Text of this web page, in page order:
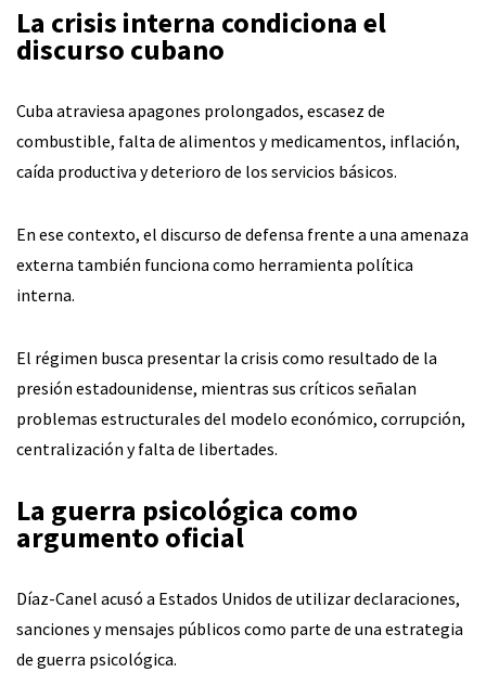
La crisis interna condiciona el
discurso cubano
Cuba atraviesa apagones prolongados, escasez de
combustible, falta de alimentos y medicamentos, inflación,
caída productiva y deterioro de los servicios básicos.
En ese contexto, el discurso de defensa frente a una amenaza
externa también funciona como herramienta política
interna.
El régimen busca presentar la crisis como resultado de la
presión estadounidense, mientras sus críticos señalan
problemas estructurales del modelo económico, corrupción,
centralización y falta de libertades.
La guerra psicológica como
argumento oficial
Díaz-Canel acusó a Estados Unidos de utilizar declaraciones,
sanciones y mensajes públicos como parte de una estrategia
de guerra psicológica.